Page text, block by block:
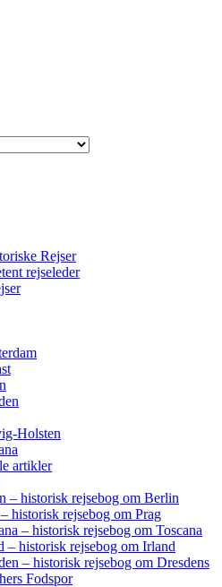
Rejser
rejseleder
Holsten
artikler
– historisk rejsebog om Berlin
historisk rejsebog om Prag
– historisk rejsebog om Toscana
– historisk rejsebog om Irland
– historisk rejsebog om Dresdens
Fodspor